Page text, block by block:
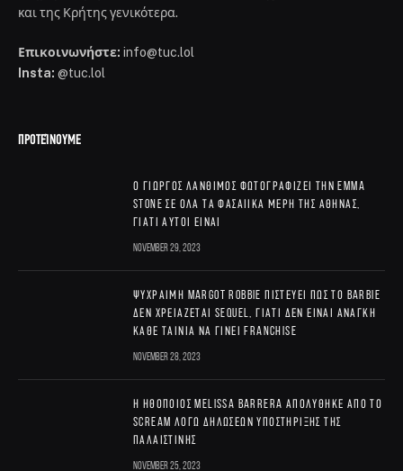
και της Κρήτης γενικότερα.
Επικοινωνήστε: info@tuc.lol
Insta: @tuc.lol
ΠΡΟΤΕΊΝΟΥΜΕ
Ο Γιώργος Λάνθιμος φωτογραφίζει την Emma
Stone σε όλα τα φασαίικα μέρη της Αθήνας,
γιατί αυτοί είναι
November 29, 2023
Ψύχραιμη Margot Robbie πιστεύει πως το Barbie
δεν χρειάζεται sequel, γιατί δεν είναι ανάγκη
κάθε ταινία να γίνει franchise
November 28, 2023
Η ηθοποιός Melissa Barrera απολύθηκε από το
Scream λόγω δηλώσεων υποστήριξης της
Παλαιστίνης
November 25, 2023